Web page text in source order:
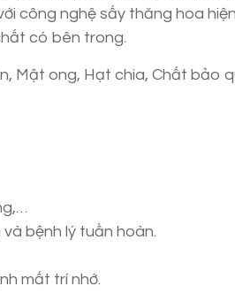
công nghệ sấy thăng hoa
có bên trong.
Mật ong, Hạt chia, Chất bảo
bệnh lý tuần hoàn.
mất trí nhớ.